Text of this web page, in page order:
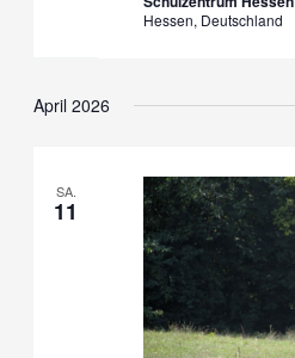
Hessen, Deutschland
April 2026
SA.
11